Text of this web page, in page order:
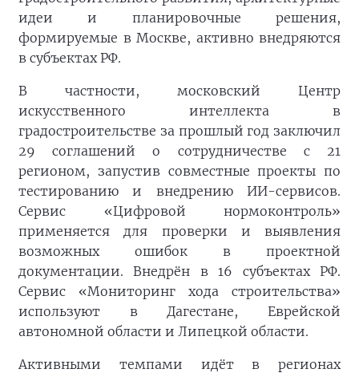
идеи и планировочные решения,
формируемые в Москве, активно внедряются
в субъектах РФ.
В частности, московский Центр
искусственного интеллекта в
градостроительстве за прошлый год заключил
29 соглашений о сотрудничестве с 21
регионом, запустив совместные проекты по
тестированию и внедрению ИИ-сервисов.
Сервис «Цифровой нормоконтроль»
применяется для проверки и выявления
возможных ошибок в проектной
документации. Внедрён в 16 субъектах РФ.
Сервис «Мониторинг хода строительства»
используют в Дагестане, Еврейской
автономной области и Липецкой области.
Активными темпами идёт в регионах